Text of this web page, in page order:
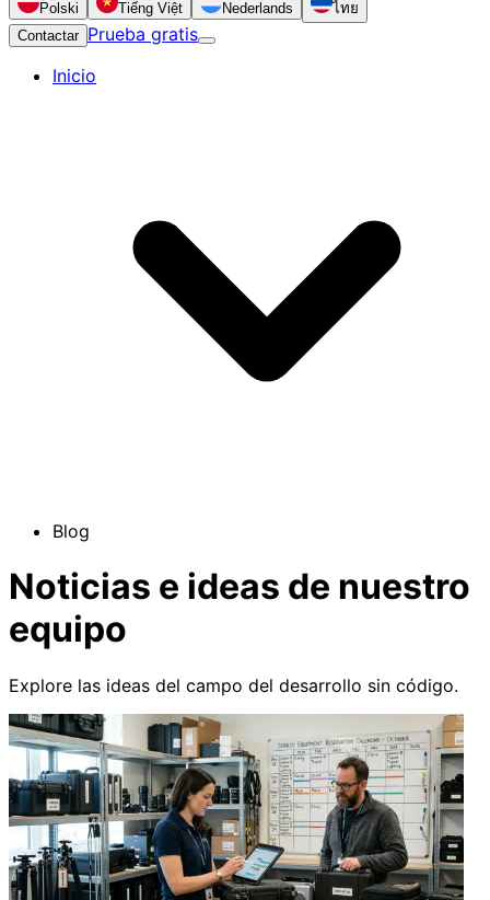
Polski
Tiếng Việt Nederlands
ไทย
Contactar Prueba gratis
Inicio
Blog
Noticias e ideas de nuestro
equipo
Explore las ideas del campo del desarrollo sin código.